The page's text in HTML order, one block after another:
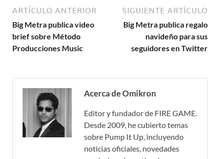
ARTÍCULO ANTERIOR
Big Metra publica video
brief sobre Método
Producciones Music
SIGUIENTE ARTÍCULO
Big Metra publica regalo
navideño para sus
seguidores en Twitter
Acerca de Omikron
Editor y fundador de FIRE GAME.
Desde 2009, he cubierto temas
sobre Pump It Up, incluyendo
noticias oficiales, novedades